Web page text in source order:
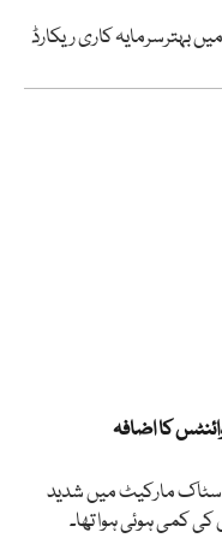
بہترسرمایہ کاری ریکارڈ
مارکیٹ میں شدید